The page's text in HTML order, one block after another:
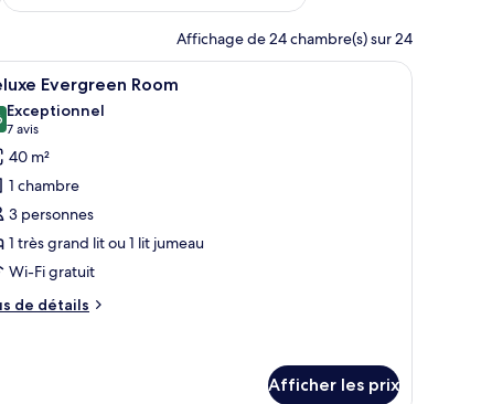
Affichage de 24 chambre(s) sur 24
sur la ville grâce à de grandes fenêtres.
bureau avec une chaise, une télévision et un balcon avec des rideaux.
:
Une chambre spacieuse avec un grand lit,
8 Evergreen Room
sur 10
Exceptionnel
7 avis
(7 avis)
40 m²
1 chambre
3 personnes
1 très grand lit ou 1 lit jumeau
Wi-Fi gratuit
de détails
Afficher les prix